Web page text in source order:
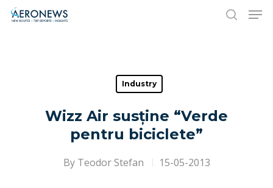
Hit enter to search or ESC to close
Industry
Wizz Air susține “Verde
pentru biciclete”
By Teodor Stefan 15-05-2013